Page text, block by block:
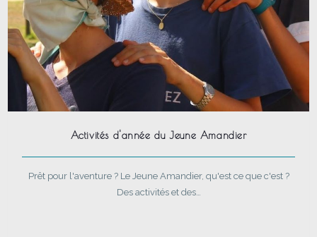
Activités d'année du Jeune Amandier
Prêt pour l'aventure ? Le Jeune Amandier, qu'est ce que c'est ?
Des activités et des…